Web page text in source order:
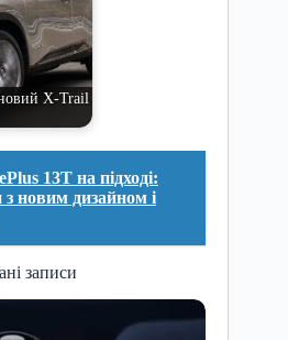
X-Trail
13T на підході:
новим дизайном і
записи